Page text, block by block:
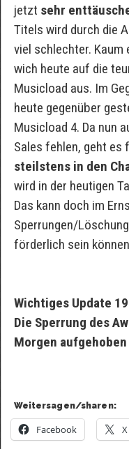
jetzt sehr
Titels wird durch die
viel schlechter. Kaum
wich heute auf die
Musicload aus. Im
heute gegenüber
Musicload 4. Da nun
Sales fehlen, geht es
steilstens in den
wird in der heutigen
Das kann doch im
Sperrungen/
förderlich sein
Wichtiges Update
Die Sperrung des
Morgen
Weitersagen/sharen:
Facebook X